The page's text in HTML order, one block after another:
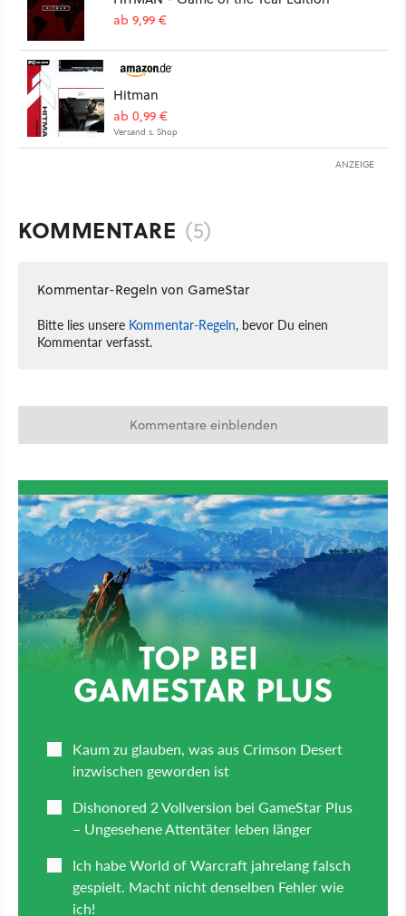
ab 9,99 €
Hitman
ab 0,99 €
Versand s. Shop
ANZEIGE
KOMMENTARE (5)
Kommentar-Regeln von GameStar
Bitte lies unsere Kommentar-Regeln, bevor Du einen
Kommentar verfasst.
Kommentare einblenden